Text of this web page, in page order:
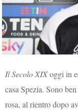
Il Secolo XIXoggi in
casa Spezia. Sono
rosa, al rientro dopo